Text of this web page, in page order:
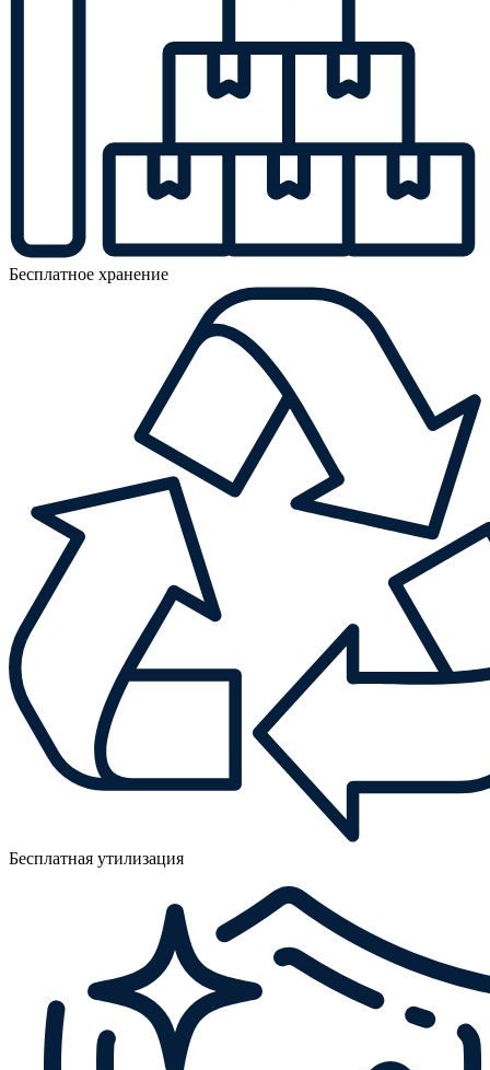
Бесплатное хранение
Бесплатная утилизация